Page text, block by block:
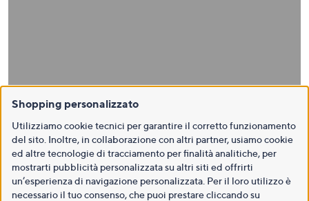
Shopping personalizzato
Utilizziamo cookie tecnici per garantire il corretto funzionamento
del sito. Inoltre, in collaborazione con altri partner, usiamo cookie
ed altre tecnologie di tracciamento per finalità analitiche, per
mostrarti pubblicità personalizzata su altri siti ed offrirti
un’esperienza di navigazione personalizzata. Per il loro utilizzo è
necessario il tuo consenso, che puoi prestare cliccando su